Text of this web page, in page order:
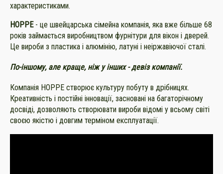
характеристиками.
HOPPE- це швейцарська сімейна компанія, яка вже більше 68
років займається виробництвом фурнітури для вікон і дверей.
Це вироби з пластика і алюмінію, латуні і неіржавіючої сталі.
По-іншому, але краще, ніж у інших - девіз компанії.
Компанія HOPPE створює культуру побуту в дрібницях.
Креативність і постійні інновації, засновані на багаторічному
досвіді, дозволяють створювати вироби відомі у всьому світі
своєю якістю і довгим терміном експлуатації.